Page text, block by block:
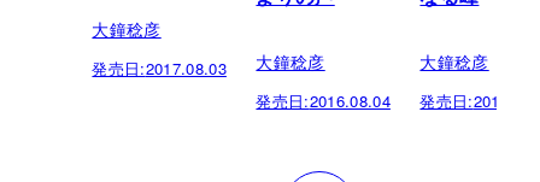
大鐘稔彦
発売日:2017.08.03 大鐘稔彦
発売日:2016.08.04
大鐘稔彦
発売日: